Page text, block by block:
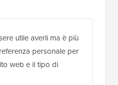
utile averli ma è più
personale per
web e il tipo di